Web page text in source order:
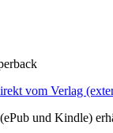
vom Verlag
und Kindle)